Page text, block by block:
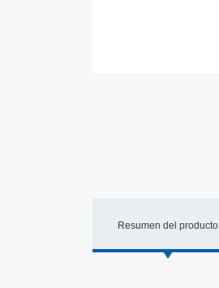
Resumen del producto